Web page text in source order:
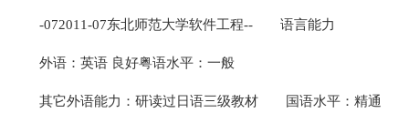
-072011-07东北师范大学软件工程-- 语言能力
外语：英语 良好粤语水平：一般
其它外语能力：研读过日语三级教材 国语水平：精通